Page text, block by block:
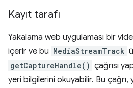
Kayıt tarafı
Yakalama web uygulaması bir
içerir ve bu MediaStreamTrack
getCaptureHandle() çağrısı
yeri bilgilerini okuyabilir. Bu